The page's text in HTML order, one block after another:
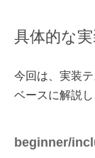
具体的な
今回は、実装
ベースに解説し
beginner/